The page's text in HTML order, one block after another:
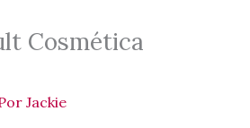
Cosmética
Jackie